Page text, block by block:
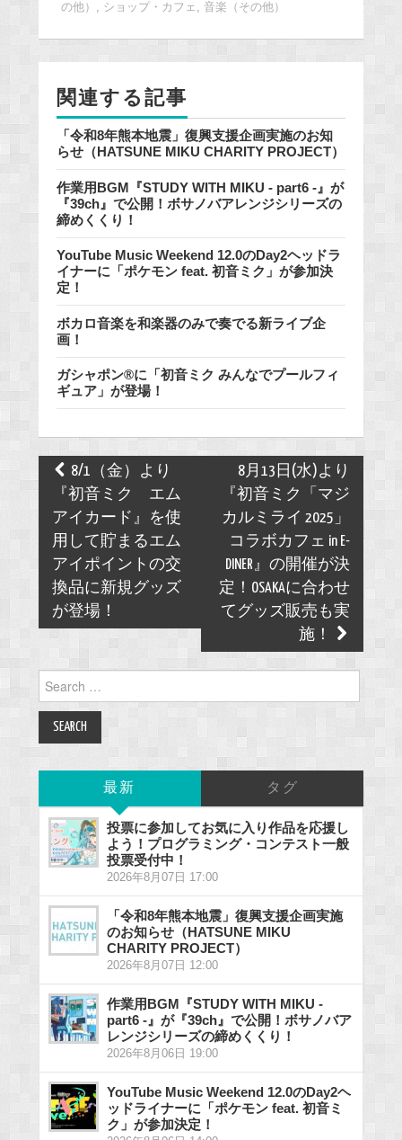
b
o
o
の他）
, ショップ・カフェ , 音楽（その他）
関連する記事
「令和8年熊本地震」復興支援企画実施のお知
らせ（HATSUNE MIKU CHARITY PROJECT）
作業用BGM『STUDY WITH MIKU - part6 -』が
『39ch』で公開！ボサノバアレンジシリーズの
締めくくり！
YouTube Music Weekend 12.0のDay2ヘッドラ
イナーに「ポケモン feat. 初音ミク」が参加決
定！
ボカロ音楽を和楽器のみで奏でる新ライブ企
画！
ガシャポン®に「初音ミク みんなでプールフィ
ギュア」が登場！
Post
navigation
8/1（金）より
『初音ミク エム
アイカード』を使
用して貯まるエム
アイポイントの交
換品に新規グッズ
が登場！
8月13日(水)より
『初音ミク「マジ
カルミライ 2025」
コラボカフェ in E-
DINER』の開催が決
定！OSAKAに合わせ
てグッズ販売も実
施！
for:
最新 タグ
投票に参加してお気に入り作品を応援し
よう！プログラミング・コンテスト一般
投票受付中！
2026年8月07日 17:00
「令和8年熊本地震」復興支援企画実施
のお知らせ（HATSUNE MIKU
CHARITY PROJECT）
2026年8月07日 12:00
作業用BGM『STUDY WITH MIKU -
part6 -』が『39ch』で公開！ボサノバア
レンジシリーズの締めくくり！
2026年8月06日 19:00
YouTube Music Weekend 12.0のDay2ヘ
ッドライナーに「ポケモン feat. 初音ミ
ク」が参加決定！